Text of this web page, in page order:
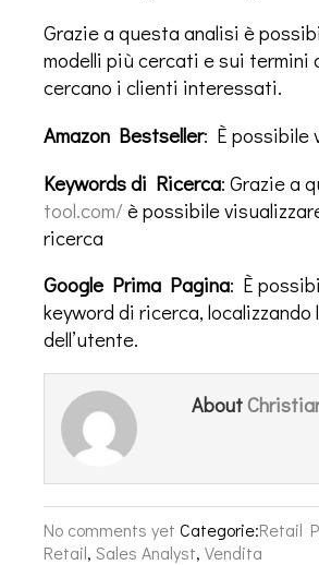
Grazie a questa analisi è
modelli più cercati e sui termini
cercano i clienti interessati.
Amazon Bestseller: È possibile
Keywords di Ricerca: Grazie a
tool.com/è possibile
ricerca
Google Prima Pagina: È
keyword di ricerca,
dell’utente.
About
No comments yet Categorie:Retail
Retail, Sales Analyst, Vendita